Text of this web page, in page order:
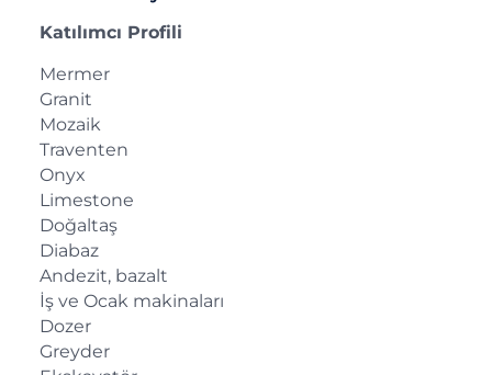
Katılımcı Profili
Mermer
Granit
Mozaik
Traventen
Onyx
Limestone
Doğaltaş
Diabaz
Andezit, bazalt
İş ve Ocak makinaları
Dozer
Greyder